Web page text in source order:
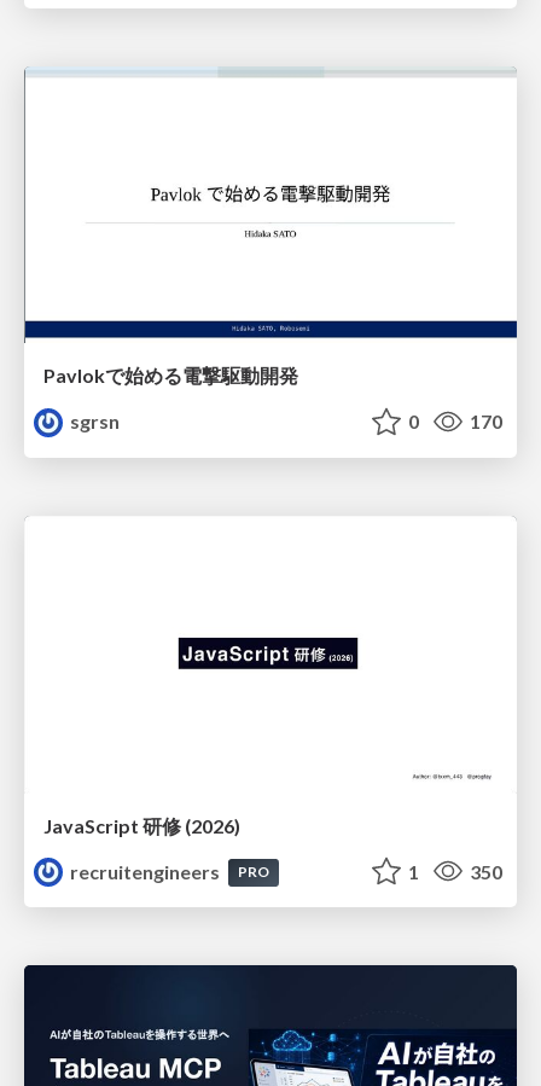
Pavlokで始める電撃駆動開発
sgrsn
0 170
JavaScript 研修 (2026)
recruitengineers
PRO 1 350